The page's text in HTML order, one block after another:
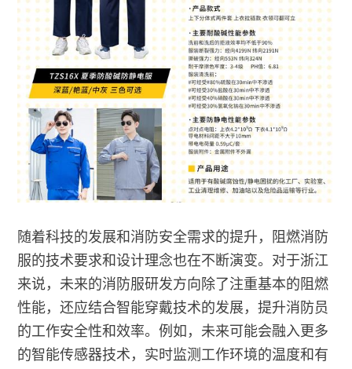
随着科技的发展和消防安全需求的提升，阻燃消防
服的技术要求和设计理念也在不断演变。对于浙江
来说，未来的消防服研发方向除了注重基本的阻燃
性能，还应结合智能穿戴技术的发展，提升消防员
的工作安全性和效率。例如，未来可能会融入更多
的智能传感器技术，实时监测工作环境的温度和有